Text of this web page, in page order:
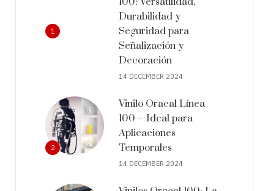
1
Durabilidad y
Seguridad para
Señalización y
Decoración
14 DECEMBER 2024
2
Vinilo Oracal Línea
100 – Ideal para
Aplicaciones
Temporales
14 DECEMBER 2024